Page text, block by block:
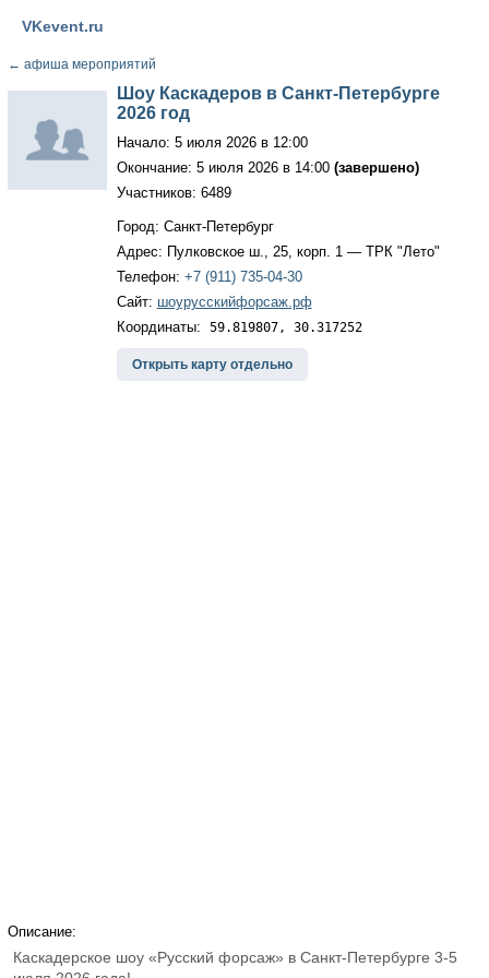
VKevent.ru
← афиша мероприятий
Шоу Каскадеров в Санкт-Петербурге
2026 год
Начало: 5 июля 2026 в 12:00
Окончание: 5 июля 2026 в 14:00 (завершено)
Участников: 6489
Город: Санкт-Петербург
Адрес: Пулковское ш., 25, корп. 1 — ТРК "Лето"
Телефон: +7 (911) 735-04-30
Сайт: шоурусскийфорсаж.рф
Координаты: 59.819807, 30.317252
Открыть карту отдельно
Описание:
Каскадерское шоу «Русский форсаж» в Санкт-Петербурге 3-5